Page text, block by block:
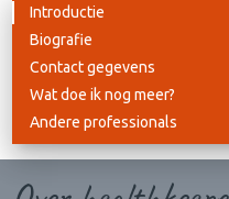
Introductie
Biografie
Contact gegevens
Wat doe ik nog meer?
Andere professionals